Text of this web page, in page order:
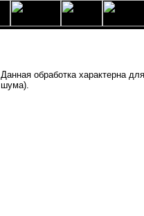
Данная обработка характерна
шума).